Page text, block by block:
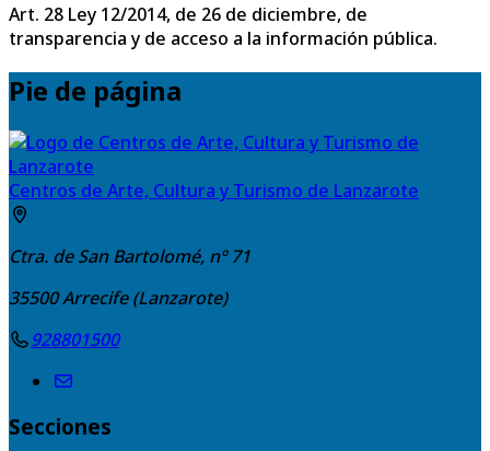
Art. 28 Ley 12/2014, de 26 de diciembre, de
transparencia y de acceso a la información pública.
Pie de página
Centros de Arte, Cultura y Turismo de Lanzarote
Ctra. de San Bartolomé, nº 71
35500Arrecife (Lanzarote)
928801500
Secciones